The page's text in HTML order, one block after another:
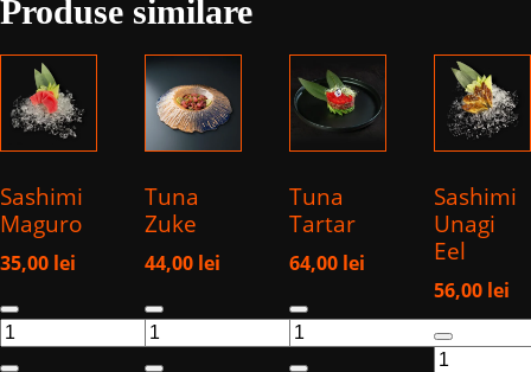
Produse similare
Sashimi
Maguro
35,00 lei
Cantitate
Sashimi
Maguro
Tuna
Zuke
44,00 lei
Cantitate
Tuna
Zuke
Tuna
Tartar
64,00 lei
Cantitate
Tuna
Tartar
Sashimi
Unagi
Eel
56,00 lei
Cantitate
Sashimi